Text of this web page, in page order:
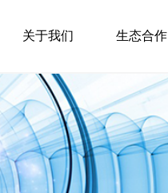
关于我们 生态合作